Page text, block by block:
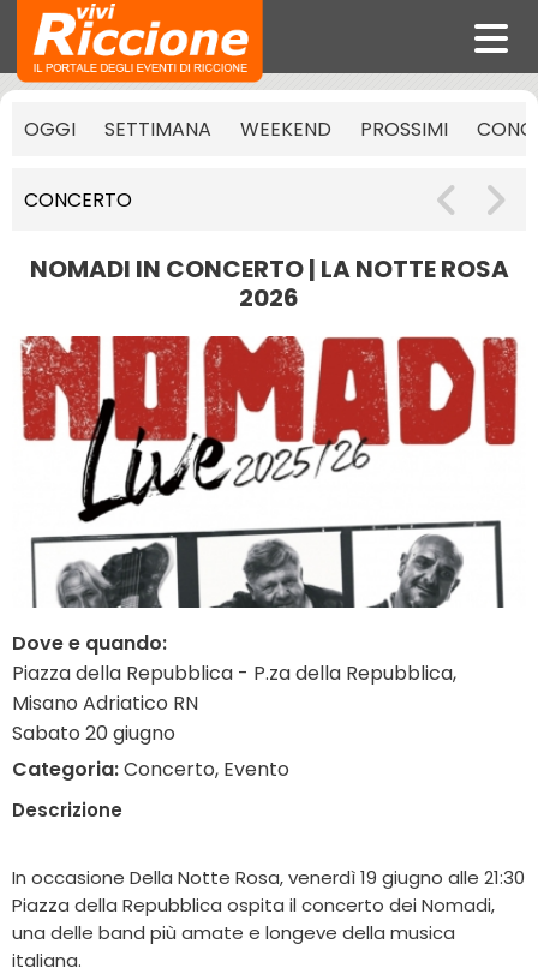
OGGI SETTIMANA WEEKEND PROSSIMI
CONCERTO
NOMADI IN CONCERTO | LA NOTTE ROSA
2026
Dove e quando:
Piazza della Repubblica - P.za della Repubblica,
Misano Adriatico RN
Sabato 20 giugno
Categoria:Concerto, Evento
Descrizione
In occasione Della Notte Rosa, venerdì 19 giugno alle 21:30
Piazza della Repubblica ospita il concerto dei Nomadi,
una delle band più amate e longeve della musica
italiana.